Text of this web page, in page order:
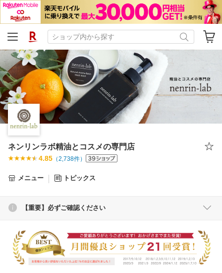
ネンリンラボ精油とコスメの専門店
4.85 （2,738件）
メニュー トピックス
【重要】必ずご確認ください